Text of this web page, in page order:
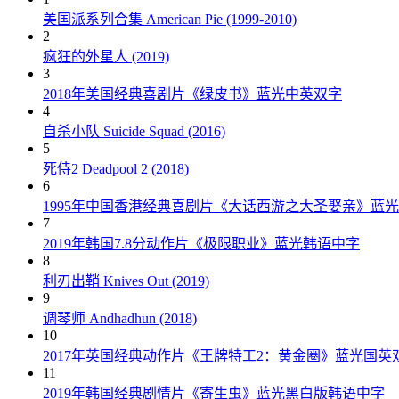
美国派系列合集 American Pie (1999-2010)
2
疯狂的外星人 (2019)
3
2018年美国经典喜剧片《绿皮书》蓝光中英双字
4
自杀小队 Suicide Squad (2016)
5
死侍2 Deadpool 2 (2018)
6
1995年中国香港经典喜剧片《大话西游之大圣娶亲》蓝
7
2019年韩国7.8分动作片《极限职业》蓝光韩语中字
8
利刃出鞘 Knives Out (2019)
9
调琴师 Andhadhun (2018)
10
2017年英国经典动作片《王牌特工2：黄金圈》蓝光国英
11
2019年韩国经典剧情片《寄生虫》蓝光黑白版韩语中字